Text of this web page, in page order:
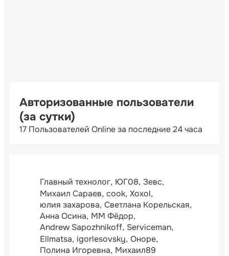
Авторизованные пользователи
(за сутки)
17 Пользователей Online за последние 24 часа
Главный технолог ЮГ08 Зевс
Михаил Сараев cook Xoxol
юлия захарова Светлана Корельская
Анна Осина ММ Фёдор
Andrew Sapozhnikoff Serviceman
Ellmatsa igorlesovsky Оноре
Полина Игоревна Михаил89